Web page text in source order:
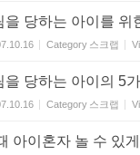
을 당하는 아이를 위
Category 스크랩
을 당하는 아이의 5
Category 스크랩
아이혼자 놀 수 있